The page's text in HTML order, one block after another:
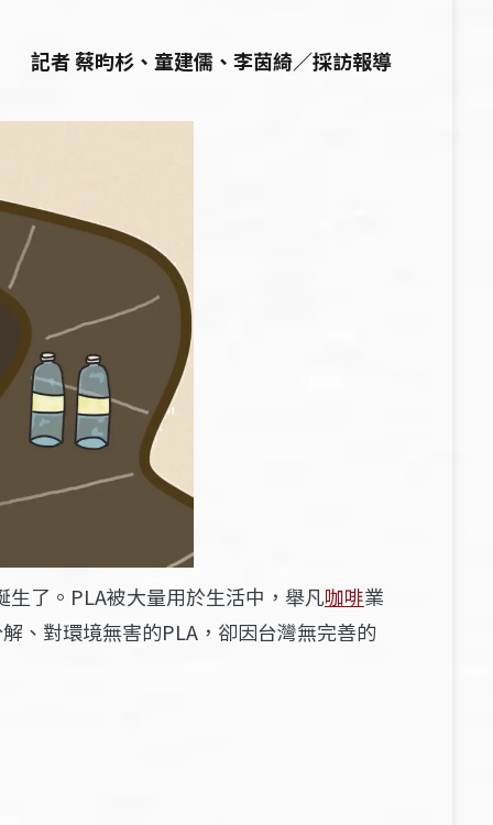
記者 蔡昀杉、童建儒、李茵綺／採訪報導
生了。PLA被大量用於生活中，舉凡咖啡業
、對環境無害的PLA，卻因台灣無完善的